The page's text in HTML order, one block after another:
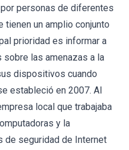
personas de diferentes
un amplio conjunto
prioridad es informar a
las amenazas a la
dispositivos cuando
estableció en 2007. Al
local que trabajaba
y la
de seguridad de Internet